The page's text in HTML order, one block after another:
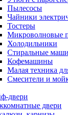
Пылесосы
Чайники
Тостеры
Микроволновые
Холодильники
Стиральные
Кофемашины
Малая техника
Смесители и
двери
двери